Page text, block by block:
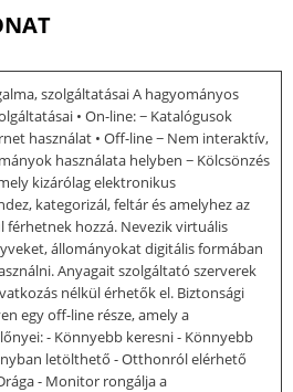
szolgáltatásai A hagyományos
• On-line: − Katalógusok
használat • Off-line − Nem interaktív,
használata helyben − Kölcsönzés
kizárólag elektronikus
kategorizál, feltár és amelyhez az
hozzá. Nevezik virtuális
állományokat digitális formában
Anyagait szolgáltató szerverek
nélkül érhetők el. Biztonsági
egy off-line része, amely a
- Könnyebb keresni - Könnyebb
letölthető - Otthonról elérhető
- Monitor rongálja a